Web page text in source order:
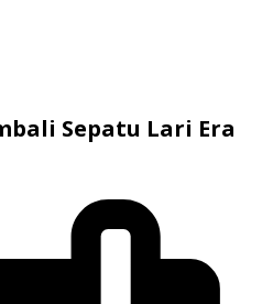
Sepatu Lari Era